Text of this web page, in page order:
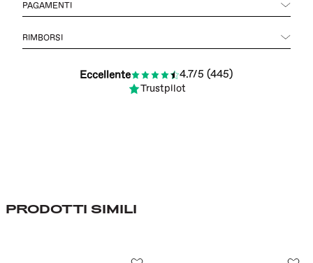
PAGAMENTI
RIMBORSI
Eccellente 4.7/5 (445)
Trustpilot
PRODOTTI SIMILI